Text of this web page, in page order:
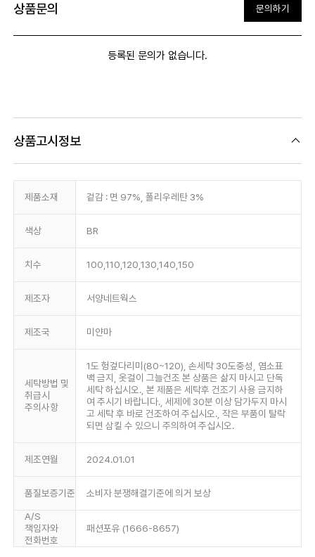
상품문의 문의하기
등록된 문의가 없습니다.
상품고시정보
제품소재 겉감 : 면 97%, 폴리우레탄 3%
색상 BR
치수 100,110,120,130,140,150
제조자 서양네트웍스
제조국 미얀마
세탁방법 및
취급시
주의사항
1도 헝겊다리미(80~120), 손세탁 30도중성, 염소표
백 금지, 옷걸이 그늘건조 본 상품은 삶지 마시고 단독
세탁 하십시오., 본 제품은 세탁후 건조기 사용 금지하
여 주시기 바랍니다., 세제에 30분 이상 담가두지 마시
고 세탁 후 바로 건조하여 주십시오., 작은 부품이 탈락
되면 삼킬 수 있으니 주의하여 주십시오.
제조연월 2024.01.01
품질보증기준 소비자 분쟁해결기준에 의거 보상
A/S
책임자와
전화번호
패션포유 (1666-8657)